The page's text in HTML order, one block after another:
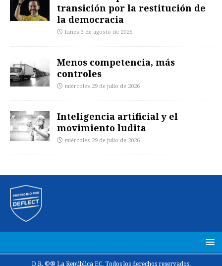
transición por la restitución de
la democracia
lunes 3 de agosto de 2026
Menos competencia, más
controles
miércoles 29 de julio de 2026
Inteligencia artificial y el
movimiento ludita
miércoles 29 de julio de 2026
D.R. ©® La República EC. Todos los derechos reservados.